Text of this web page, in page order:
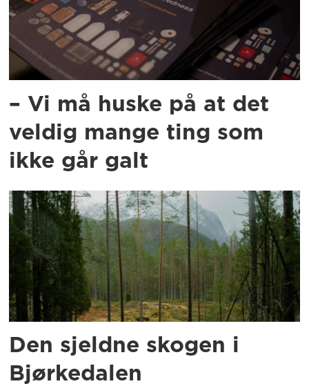
– Vi må huske på at det
veldig mange ting som
ikke går galt
Den sjeldne skogen i
Bjørkedalen